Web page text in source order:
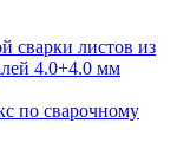
сварки листов из
4.0+4.0 мм
по сварочному